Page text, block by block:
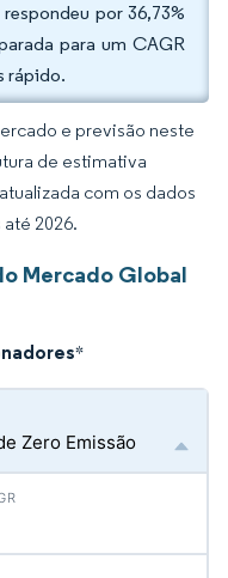
por 36,73%
para um CAGR
rápido.
e previsão neste
de estimativa
com os dados
2026.
Mercado Global
*
Zero Emissão